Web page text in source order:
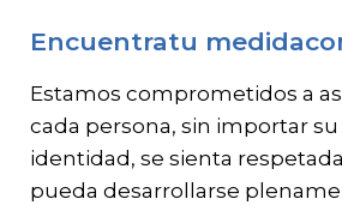
Encuentratu
Estamos comprometidos a
cada persona, sin importar
identidad, se sienta
pueda desarrollarse